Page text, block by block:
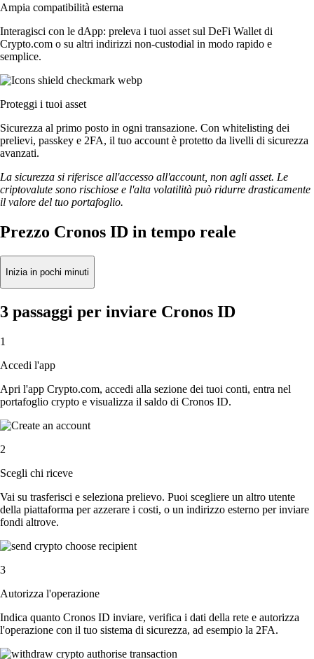
Ampia compatibilità esterna
Interagisci con le dApp: preleva i tuoi asset sul DeFi Wallet di
Crypto.com o su altri indirizzi non-custodial in modo rapido e
semplice.
Proteggi i tuoi asset
Sicurezza al primo posto in ogni transazione. Con whitelisting dei
prelievi, passkey e 2FA, il tuo account è protetto da livelli di sicurezza
avanzati.
La sicurezza si riferisce all'accesso all'account, non agli asset. Le
criptovalute sono rischiose e l'alta volatilità può ridurre drasticamente
il valore del tuo portafoglio.
Prezzo Cronos ID in tempo reale
Inizia in pochi minuti
3 passaggi per inviare Cronos ID
1
Accedi l'app
Apri l'app Crypto.com, accedi alla sezione dei tuoi conti, entra nel
portafoglio crypto e visualizza il saldo di Cronos ID.
2
Scegli chi riceve
Vai su trasferisci e seleziona prelievo. Puoi scegliere un altro utente
della piattaforma per azzerare i costi, o un indirizzo esterno per inviare
fondi altrove.
3
Autorizza l'operazione
Indica quanto Cronos ID inviare, verifica i dati della rete e autorizza
l'operazione con il tuo sistema di sicurezza, ad esempio la 2FA.